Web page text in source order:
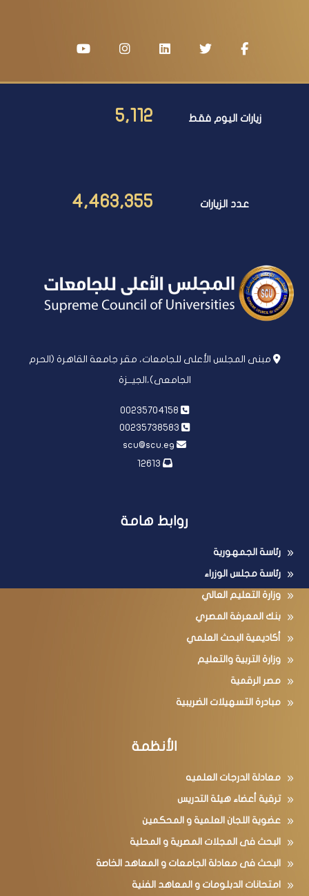
زيارات اليوم فقط 5,112
عدد الزيارات 4,463,355
مبنى المجلس الأعلى للجامعات، مقر جامعة القاهرة (الحرم
الجامعى)،الجيــزة
روابط هامة
رئاسة الجمهورية
رئاسة مجلس الوزراء
وزارة التعليم العالي
بنك المعرفة المصري
أكاديمية البحث العلمي
وزارة التربية والتعليم
مصر الرقمية
مبادرة التسهيلات الضريبية
الأنظمة
معادلة الدرجات العلميه
ترقية أعضاء هيئة التدريس
عضوية اللجان العلمية و المحكمين
البحث فى المجلات المصرية و المحلية
البحث فى معادلة الجامعات و المعاهد الخاصة
امتحانات الدبلومات و المعاهد الفنية